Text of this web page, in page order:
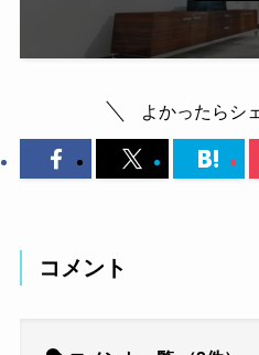
よかったらシ
コメント